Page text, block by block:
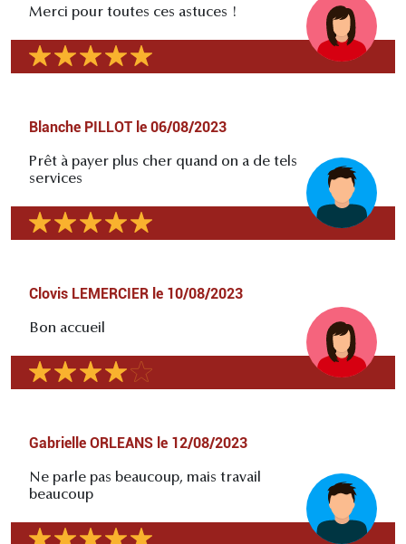
Merci pour toutes ces astuces !
Blanche PILLOT le 06/08/2023
Prêt à payer plus cher quand on a de tels
services
Clovis LEMERCIER le 10/08/2023
Bon accueil
Gabrielle ORLEANS le 12/08/2023
Ne parle pas beaucoup, mais travail
beaucoup